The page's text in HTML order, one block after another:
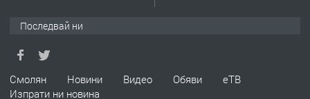
Последвай ни
Смолян Новини Видео Обяви
еТВ
Изпрати ни новина